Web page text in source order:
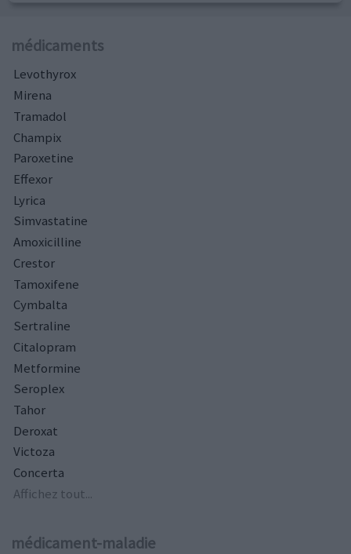
médicaments
Levothyrox
Mirena
Tramadol
Champix
Paroxetine
Effexor
Lyrica
Simvastatine
Amoxicilline
Crestor
Tamoxifene
Cymbalta
Sertraline
Citalopram
Metformine
Seroplex
Tahor
Deroxat
Victoza
Concerta
Affichez tout...
médicament-maladie